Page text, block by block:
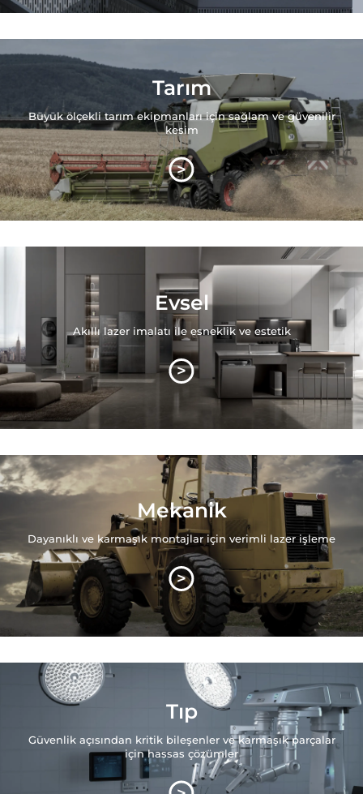
Tarım
Büyük ölçekli tarım ekipmanları için sağlam ve güvenilir
kesim
>
Evsel
Akıllı lazer imalatı ile esneklik ve estetik
>
Mekanik
Dayanıklı ve karmaşık montajlar için verimli lazer işleme
>
Tıp
Güvenlik açısından kritik bileşenler ve karmaşık parçalar
için hassas çözümler